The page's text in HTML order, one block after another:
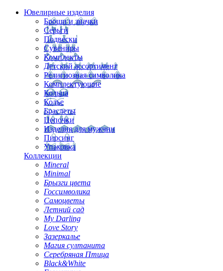
Ювелирные изделия
Броши и значки
Серьги
Подвески
Сувениры
Комплекты
Детский ассортимент
Религиозная символика
Комплектующие
Кольца
Колье
Браслеты
Цепочки
Изделия для мужчин
Пирсинг
Упаковка
Коллекции
Mineral
Minimal
Брызги цвета
Госсимволика
Самоцветы
Летний сад
My Darling
Love Story
Зазеркалье
Магия султанита
Серебряная Птица
Black&White